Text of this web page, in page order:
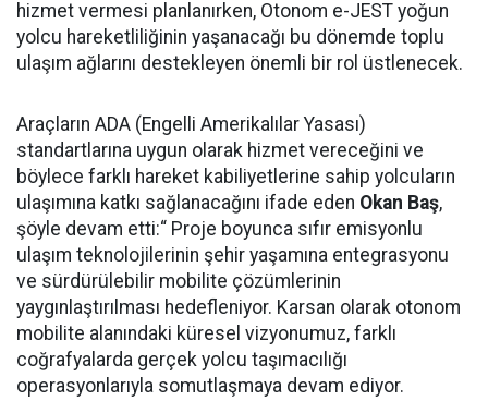
hizmet vermesi planlanırken, Otonom e-JEST yoğun
yolcu hareketliliğinin yaşanacağı bu dönemde toplu
ulaşım ağlarını destekleyen önemli bir rol üstlenecek.
Araçların ADA (Engelli Amerikalılar Yasası)
standartlarına uygun olarak hizmet vereceğini ve
böylece farklı hareket kabiliyetlerine sahip yolcuların
ulaşımına katkı sağlanacağını ifade eden Okan Baş,
şöyle devam etti:“ Proje boyunca sıfır emisyonlu
ulaşım teknolojilerinin şehir yaşamına entegrasyonu
ve sürdürülebilir mobilite çözümlerinin
yaygınlaştırılması hedefleniyor. Karsan olarak otonom
mobilite alanındaki küresel vizyonumuz, farklı
coğrafyalarda gerçek yolcu taşımacılığı
operasyonlarıyla somutlaşmaya devam ediyor.